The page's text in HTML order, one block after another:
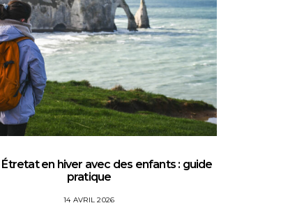
en hiver avec des enfants : guide
pratique
14 AVRIL 2026